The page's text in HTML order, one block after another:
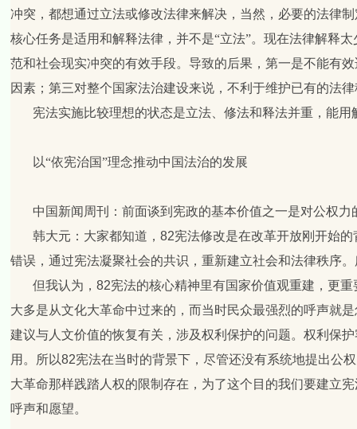
冲突，都想通过立法或修改法律来解决，当然，必要的法律
核心任务是适用和解释法律，并不是“立法”。现在法律解释
范和社会现实冲突的有效手段。导致的后果，第一是不能有
因素；第三对整个国家法治建设来说，不利于维护已有的法
宪法实施比较理想的状态是立法、修法和释法并重，能
以“依宪治国”理念推动中国法治的发展
中国新闻周刊：前面谈到宪政的基本价值之一是对公权力
韩大元： 大家都知道， 82宪法修改是在改革开放刚开始
错误，通过宪法凝聚社会的共识，重新建立社会和法律秩序
但我认为， 82宪法的核心精神里有国家价值观重建，更
大多是从文化大革命中过来的，而当时民众最强烈的呼声就
建议与人文价值的恢复有关，涉及权利保护的问题。权利保
用。所以82宪法在当时的背景下，尽管还没有系统地提出公
大革命那样践踏人权的限制存在，为了这个目的我们要建立
呼声和愿望。